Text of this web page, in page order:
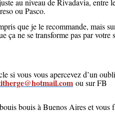
au niveau de Rivadavia, entre
ou Pasco.
que je le recommande, mais
ça ne se transforme pas par
si vous vous apercevez d’un
ou sur FB
bouis à Buenos Aires et